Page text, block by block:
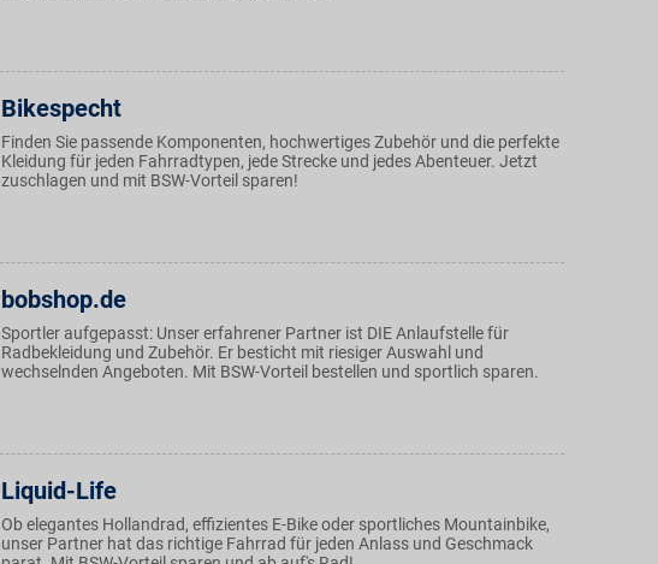
Bikespecht
Finden Sie passende Komponenten, hochwertiges Zubehör und die perfekte
Kleidung für jeden Fahrradtypen, jede Strecke und jedes Abenteuer. Jetzt
zuschlagen und mit BSW-Vorteil sparen!
bobshop.de
Sportler aufgepasst: Unser erfahrener Partner ist DIE Anlaufstelle für
Radbekleidung und Zubehör. Er besticht mit riesiger Auswahl und
wechselnden Angeboten. Mit BSW-Vorteil bestellen und sportlich sparen.
Liquid-Life
Ob elegantes Hollandrad, effizientes E-Bike oder sportliches Mountainbike,
unser Partner hat das richtige Fahrrad für jeden Anlass und Geschmack